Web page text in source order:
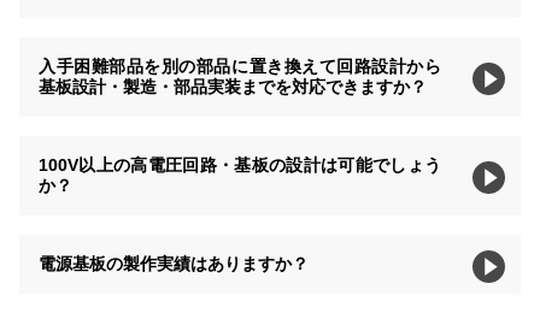
入手困難部品を別の部品に置き換えて回路設計から
基板設計・製造・部品実装までを対応できますか？
100V以上の高電圧回路・基板の設計は可能でしょう
か？
電源基板の製作実績はありますか？